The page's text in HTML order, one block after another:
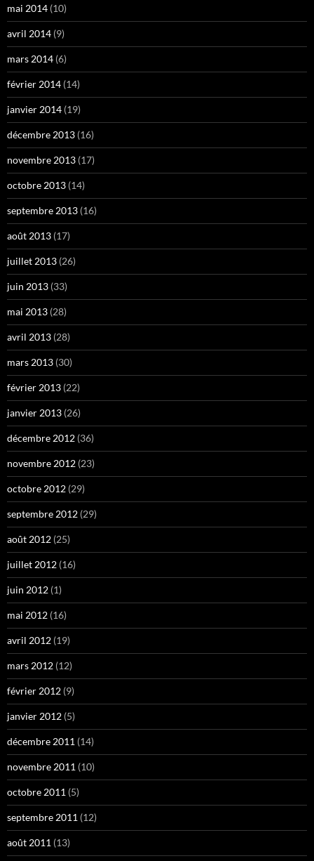
mai 2014 (10)
avril 2014 (9)
mars 2014 (6)
février 2014 (14)
janvier 2014 (19)
décembre 2013 (16)
novembre 2013 (17)
octobre 2013 (14)
septembre 2013 (16)
août 2013 (17)
juillet 2013 (26)
juin 2013 (33)
mai 2013 (28)
avril 2013 (28)
mars 2013 (30)
février 2013 (22)
janvier 2013 (26)
décembre 2012 (36)
novembre 2012 (23)
octobre 2012 (29)
septembre 2012 (29)
août 2012 (25)
juillet 2012 (16)
juin 2012 (1)
mai 2012 (16)
avril 2012 (19)
mars 2012 (12)
février 2012 (9)
janvier 2012 (5)
décembre 2011 (14)
novembre 2011 (10)
octobre 2011 (5)
septembre 2011 (12)
août 2011 (13)